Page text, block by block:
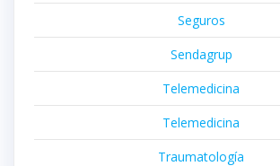
Seguros
Sendagrup
Telemedicina
Telemedicina
Traumatología